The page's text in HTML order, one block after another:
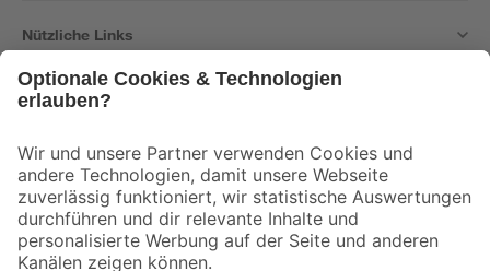
Nützliche Links
Der toom Newsletter: Keine Angebote und Aktionen mehr verpassen!
Zur Newsletter Anmeldung